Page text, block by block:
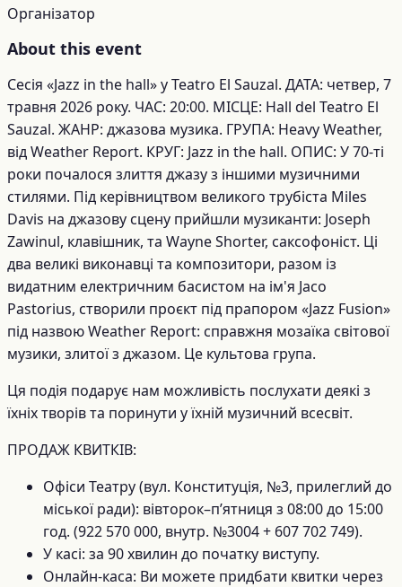
Організатор
About this event
Сесія «Jazz in the hall» у Teatro El Sauzal. ДАТА: четвер, 7
травня 2026 року. ЧАС: 20:00. МІСЦЕ: Hall del Teatro El
Sauzal. ЖАНР: джазова музика. ГРУПА: Heavy Weather,
від Weather Report. КРУГ: Jazz in the hall. ОПИС: У 70-ті
роки почалося злиття джазу з іншими музичними
стилями. Під керівництвом великого трубіста Miles
Davis на джазову сцену прийшли музиканти: Joseph
Zawinul, клавішник, та Wayne Shorter, саксофоніст. Ці
два великі виконавці та композитори, разом із
видатним електричним басистом на ім'я Jaco
Pastorius, створили проєкт під прапором «Jazz Fusion»
під назвою Weather Report: справжня мозаїка світової
музики, злитої з джазом. Це культова група.
Ця подія подарує нам можливість послухати деякі з
їхніх творів та поринути у їхній музичний всесвіт.
ПРОДАЖ КВИТКІВ:
Офіси Театру (вул. Конституція, №3, прилеглий до
міської ради): вівторок–п’ятниця з 08:00 до 15:00
год. (922 570 000, внутр. №3004 + 607 702 749).
У касі: за 90 хвилин до початку виступу.
Онлайн-каса: Ви можете придбати квитки через